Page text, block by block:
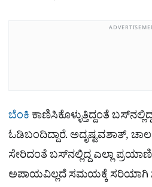
ಬೆಂಕಿಕಾಣಿಸಿಕೊಳ್ಳುತ್ತಿದ್ದಂತೆ
ಓಡಿಬಂದಿದ್ದಾರೆ. ಅದೃಷ್ಟವಶಾತ್,
ಸೇರಿದಂತೆ ಬಸ್‌ನಲ್ಲಿದ್ದ ಎಲ್ಲಾ
ಅಪಾಯವಿಲ್ಲದೆ ಸಮಯಕ್ಕೆ ಸರಿಯಾಗಿ